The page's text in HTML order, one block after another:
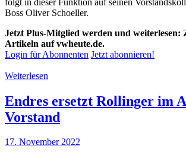
Boss Oliver Schoeller.
Jetzt Plus-Mitglied werden und weiterlesen:
Artikeln auf vwheute.de.
Login für Abonnenten Jetzt abonnieren!
Weiterlesen
Endres ersetzt Rollinger im
Vorstand
17. November 2022